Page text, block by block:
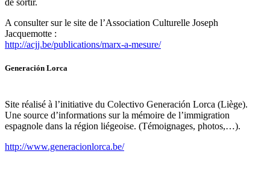
de sortir.
A consulter sur le site de l’Association Culturelle Joseph
Jacquemotte :
http://acjj.be/publications/marx-a-mesure/
Generación Lorca
Site réalisé à l’initiative du Colectivo Generación Lorca (Liège).
Une source d’informations sur la mémoire de l’immigration
espagnole dans la région liégeoise. (Témoignages, photos,…).
http://www.generacionlorca.be/